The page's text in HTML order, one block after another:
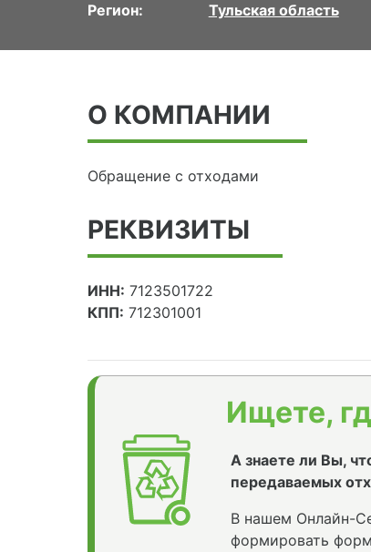
Регион:
Тульская область
О КОМПАНИИ
Обращение с отходами
РЕКВИЗИТЫ
ИНН: 7123501722
КПП: 712301001
Ищете,
А знаете ли Вы,
передаваемых
В нашем Онлайн-
формировать